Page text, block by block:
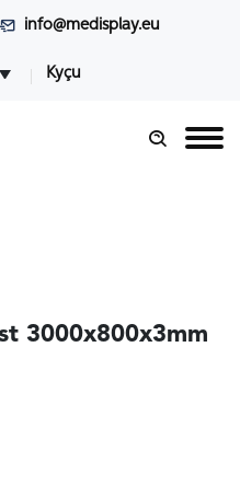
info@medisplay.eu
Kyçu
3000x800x3mm